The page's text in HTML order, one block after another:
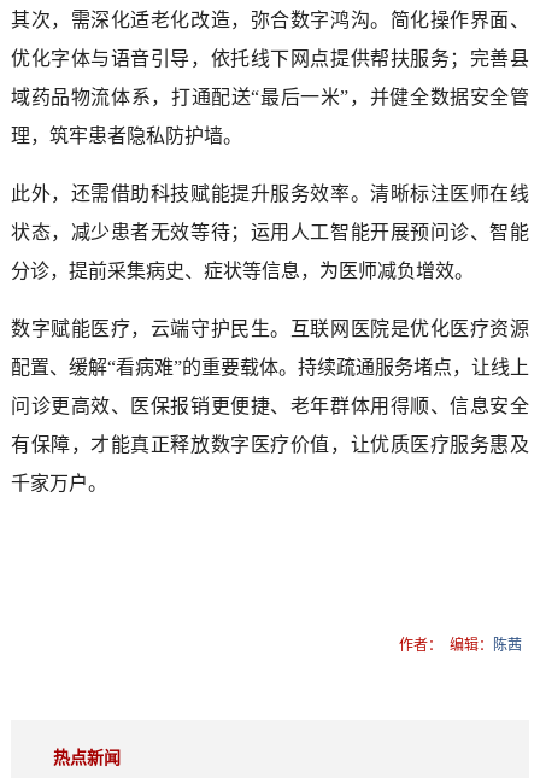
其次，需深化适老化改造，弥合数字鸿沟。简化操作界面、
优化字体与语音引导，依托线下网点提供帮扶服务；完善县
域药品物流体系，打通配送“最后一米”，并健全数据安全管
理，筑牢患者隐私防护墙。
此外，还需借助科技赋能提升服务效率。清晰标注医师在线
状态，减少患者无效等待；运用人工智能开展预问诊、智能
分诊，提前采集病史、症状等信息，为医师减负增效。
数字赋能医疗，云端守护民生。互联网医院是优化医疗资源
配置、缓解“看病难”的重要载体。持续疏通服务堵点，让线上
问诊更高效、医保报销更便捷、老年群体用得顺、信息安全
有保障，才能真正释放数字医疗价值，让优质医疗服务惠及
千家万户。
作者： 编辑： 陈茜
热点新闻